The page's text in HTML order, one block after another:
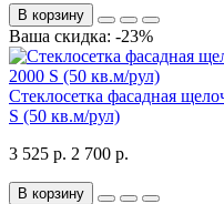
В корзину
Ваша скидка: -23%
Стеклосетка фасадная
S (50 кв.м/рул)
3 525 р. 2 700 р.
В корзину